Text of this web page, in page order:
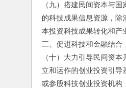
（九）搭建民间资本与
的科技成果信息资源，
本投资科技成果转化和产
三、促进科技和金融结合
（十）大力引导民间资
立和运作的创业投资引
或参股科技创业投资机构